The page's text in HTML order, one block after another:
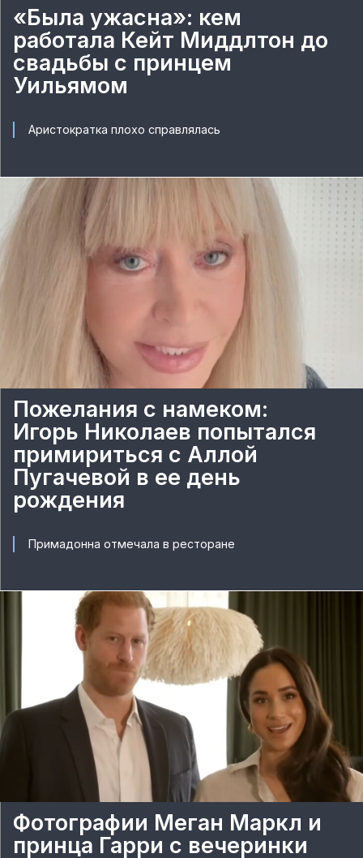
«Была ужасна»: кем
работала Кейт Миддлтон до
свадьбы с принцем
Уильямом
Аристократка плохо справлялась
Пожелания с намеком:
Игорь Николаев попытался
примириться с Аллой
Пугачевой в ее день
рождения
Примадонна отмечала в ресторане
Фотографии Меган Маркл и
принца Гарри с вечеринки